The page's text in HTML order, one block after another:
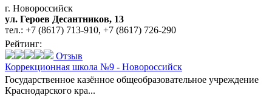
г. Новороссийск
ул. Героев Десантников, 13
тел.: +7 (8617) 713-910, +7 (8617) 726-290
Рейтинг:
Отзыв
Коррекционная школа №9 - Новороссийск
Государственное казённое общеобразовательное учреждение
Краснодарского кра...